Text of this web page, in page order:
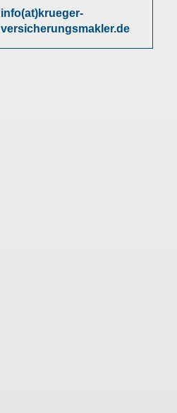
info(at)krueger-
versicherungsmakler.de